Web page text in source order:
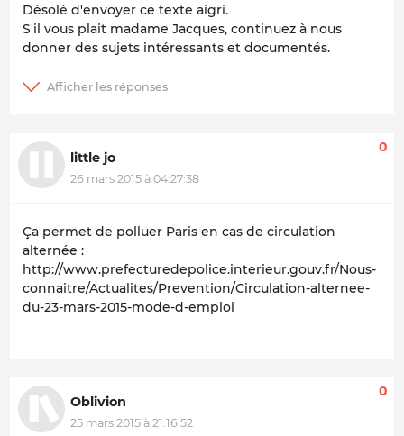
Désolé d'envoyer ce texte aigri.
S'il vous plait madame Jacques, continuez à nous
donner des sujets intéressants et documentés.
little jo
26 mars 2015 à 04:27:38
0
Ça permet de polluer Paris en cas de circulation
alternée :
http://www.prefecturedepolice.interieur.gouv.fr/Nous-
connaitre/Actualites/Prevention/Circulation-alternee-
du-23-mars-2015-mode-d-emploi
Oblivion
25 mars 2015 à 21:16:52
0